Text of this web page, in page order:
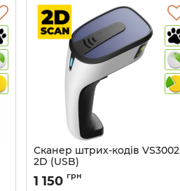
Сканер штрих-кодів VS3002
2D (USB)
Артикул:1047
1 150 грн